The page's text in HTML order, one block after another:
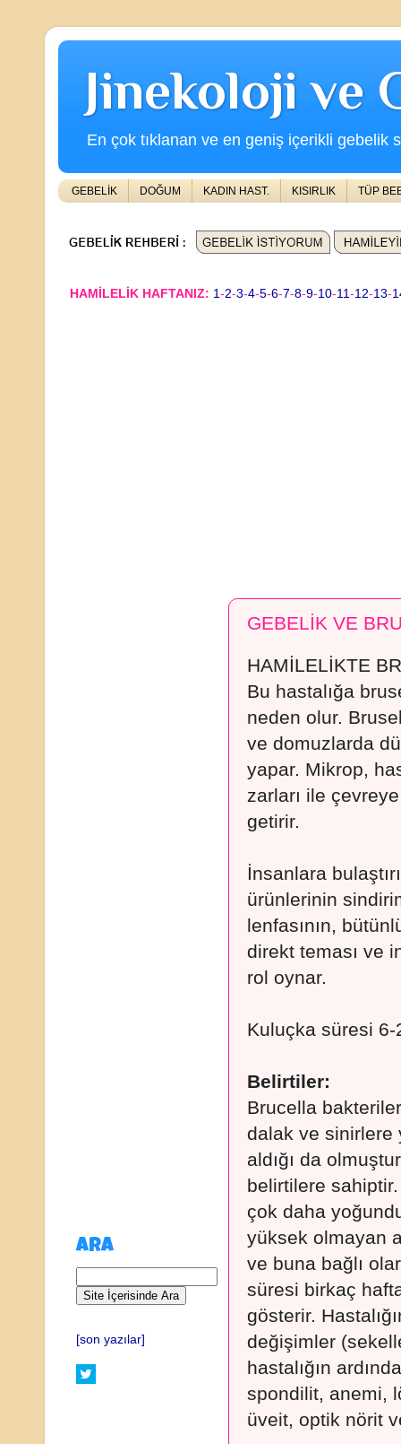
Jinekoloji ve
En çok tıklanan ve en geniş içerikli gebelik
GEBELİK DOĞUM KADIN HAST. KISIRLIK TÜP
HAMİLELİK HAFTANIZ: 1-2-3-4-5-6-7-8-9-10-11-12-13-
GEBELİK VE
HAMİLELİKTE
Bu hastalığa
neden olur.
ve domuzlarda
yapar. Mikrop,
zarları ile
getirir.
İnsanlara
ürünlerinin
lenfasının,
direkt teması ve
rol oynar.
Kuluçka süresi 6-
Belirtiler:
Brucella
dalak ve sinirlere
aldığı da
belirtilere
çok daha
yüksek olmayan
ve buna bağlı
süresi birkaç
gösterir.
değişimler
hastalığın
spondilit, anemi,
üveit, optik nörit
ARA
[son yazılar]